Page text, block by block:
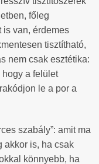
főleg
is van, érdemes
tisztítható,
nem csak esztétika:
a felület
le a por a
szabály”: amit ma
akkor is, ha csak
könnyebb, ha